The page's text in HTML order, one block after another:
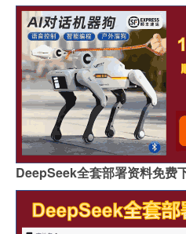
DeepSeek全套部署资料免费